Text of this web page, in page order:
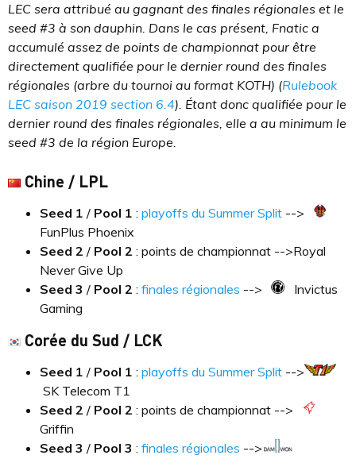
LEC sera attribué au gagnant des finales régionales et le
seed #3 à son dauphin. Dans le cas présent, Fnatic a
accumulé assez de points de championnat pour être
directement qualifiée pour le dernier round des finales
régionales (arbre du tournoi au format KOTH) (Rulebook
LEC saison 2019 section 6.4). Étant donc qualifiée pour le
dernier round des finales régionales, elle a au minimum le
seed #3 de la région Europe.
Chine / LPL
Seed 1 / Pool 1 : playoffs du Summer Split -->
FunPlus Phoenix
Seed 2 / Pool 2 : points de championnat -->Royal
Never Give Up
Seed 3 / Pool 2 : finales régionales -->
Invictus
Gaming
Corée du Sud / LCK
Seed 1 / Pool 1 : playoffs du Summer Split -->
SK Telecom T1
Seed 2 / Pool 2 : points de championnat -->
Griffin
Seed 3 / Pool 3 : finales régionales -->